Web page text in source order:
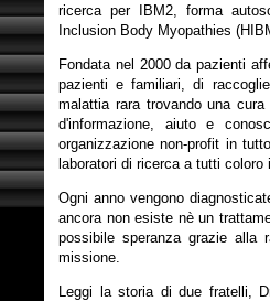
ricerca per IBM2, forma
Inclusion Body Myopathies
Fondata nel 2000 da pazienti
pazienti e familiari, di
malattia rara trovando una
d'informazione, aiuto e
organizzazione non-profit in
laboratori di ricerca a tutti coloro
Ogni anno vengono
ancora non esiste nè un
possibile speranza grazie
missione.
Leggi la storia di due fratelli,